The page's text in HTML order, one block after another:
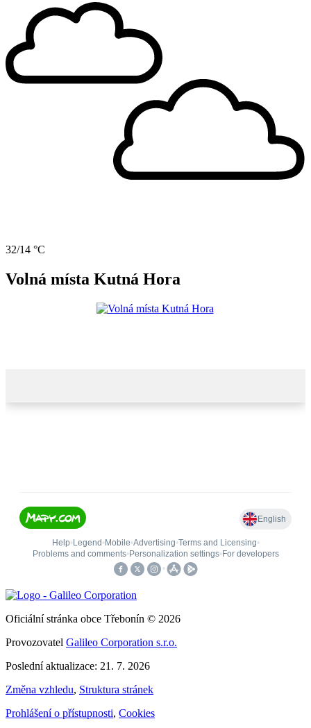
32/14 °C
Volná místa Kutná Hora
Oficiální stránka obce Třebonín © 2026
Provozovatel Galileo Corporation s.r.o.
Poslední aktualizace: 21. 7. 2026
Změna vzhledu, Struktura stránek
Prohlášení o přístupnosti, Cookies